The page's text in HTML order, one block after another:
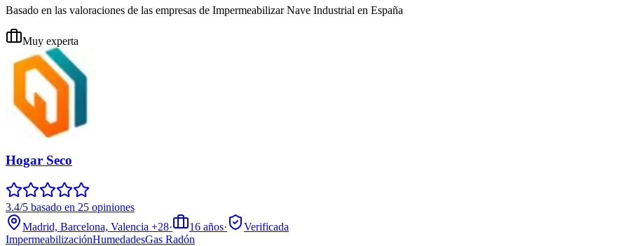
Basado en las valoraciones de las empresas de Impermeabilizar Nave Industrial en España
Muy experta
Hogar Seco
3.4/5 basado en 25 opiniones
Madrid, Barcelona, Valencia +28· 16 años·
Verificada
ImpermeabilizaciónHumedadesGas Radón